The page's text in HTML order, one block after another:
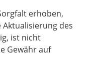
erhoben,
des
ist nicht
Gewähr auf